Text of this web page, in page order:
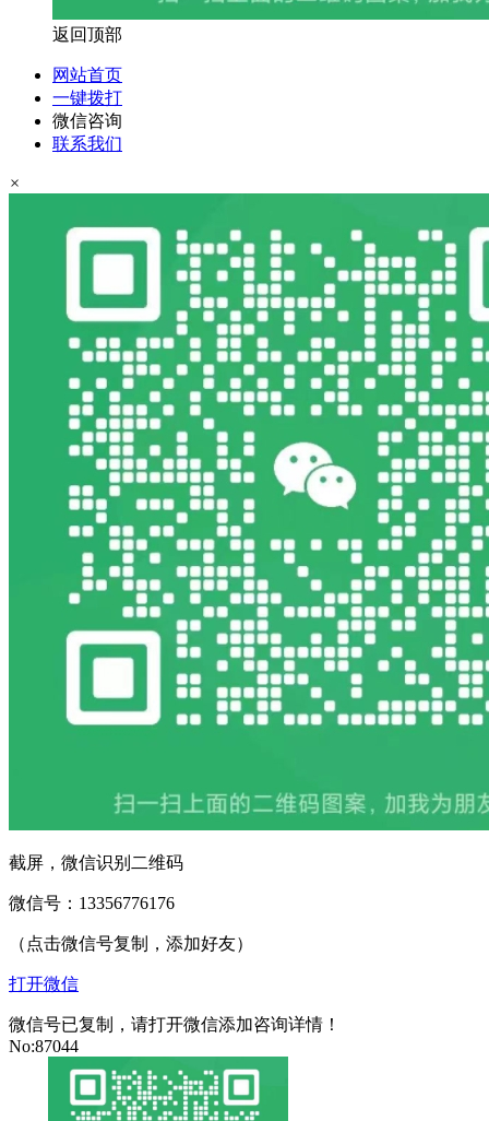
返回顶部
网站首页
一键拨打
微信咨询
联系我们
×
截屏，微信识别二维码
微信号： 13356776176
（点击微信号复制，添加好友）
打开微信
微信号已复制，请打开微信添加咨询详情！
No:87044